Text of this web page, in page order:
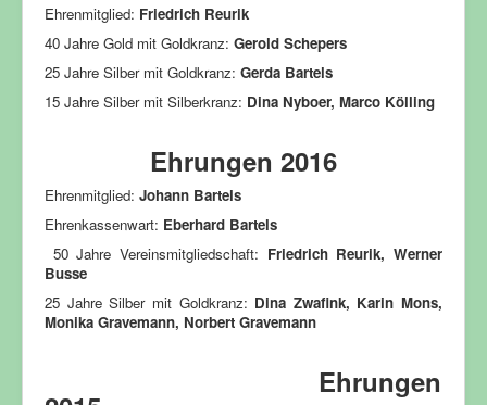
Ehrenmitglied: Friedrich Reurik
40 Jahre Gold mit Goldkranz: Gerold Schepers
25 Jahre Silber mit Goldkranz: Gerda Bartels
15 Jahre Silber mit Silberkranz: Dina Nyboer, Marco Kölling
Ehrungen 2016
Ehrenmitglied: Johann Bartels
Ehrenkassenwart: Eberhard Bartels
50 Jahre Vereinsmitgliedschaft: Friedrich Reurik, Werner
Busse
25 Jahre Silber mit Goldkranz: Dina Zwafink, Karin Mons,
Monika Gravemann, Norbert Gravemann
Ehrungen